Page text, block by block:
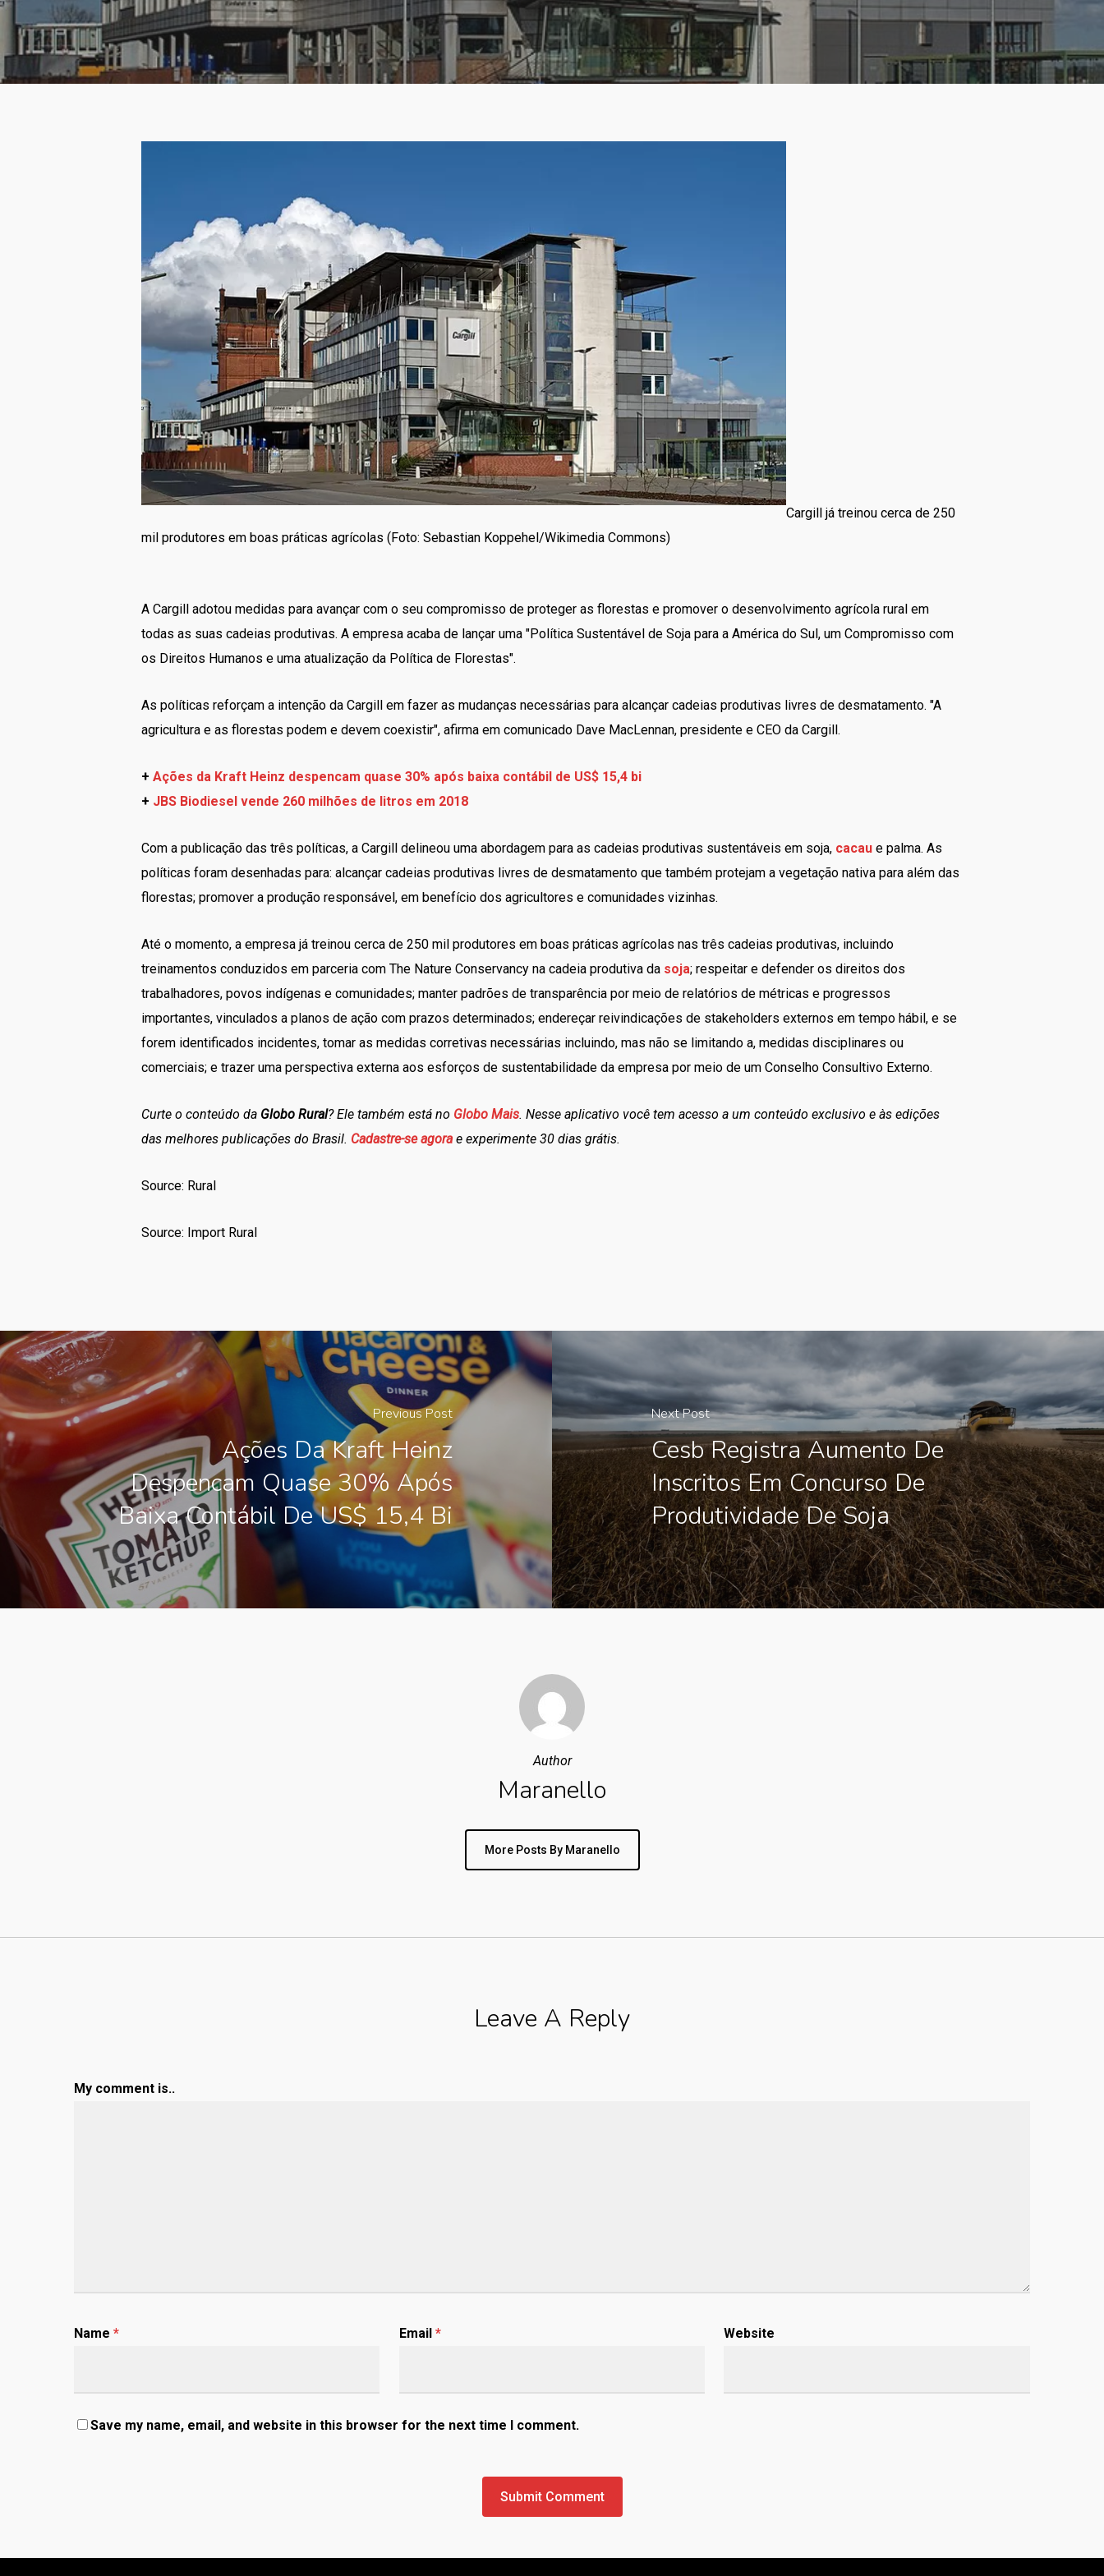
Cargill já treinou cerca de 250
mil produtores em boas práticas agrícolas (Foto: Sebastian Koppehel/Wikimedia Commons)
A Cargill adotou medidas para avançar com o seu compromisso de proteger as florestas e promover o desenvolvimento agrícola rural em
todas as suas cadeias produtivas. A empresa acaba de lançar uma "Política Sustentável de Soja para a América do Sul, um Compromisso com
os Direitos Humanos e uma atualização da Política de Florestas".
As políticas reforçam a intenção da Cargill em fazer as mudanças necessárias para alcançar cadeias produtivas livres de desmatamento. "A
agricultura e as florestas podem e devem coexistir", afirma em comunicado Dave MacLennan, presidente e CEO da Cargill.
+ Ações da Kraft Heinz despencam quase 30% após baixa contábil de US$ 15,4 bi
+ JBS Biodiesel vende 260 milhões de litros em 2018
Com a publicação das três políticas, a Cargill delineou uma abordagem para as cadeias produtivas sustentáveis em soja, cacau e palma. As
políticas foram desenhadas para: alcançar cadeias produtivas livres de desmatamento que também protejam a vegetação nativa para além das
florestas; promover a produção responsável, em benefício dos agricultores e comunidades vizinhas.
Até o momento, a empresa já treinou cerca de 250 mil produtores em boas práticas agrícolas nas três cadeias produtivas, incluindo
treinamentos conduzidos em parceria com The Nature Conservancy na cadeia produtiva da soja; respeitar e defender os direitos dos
trabalhadores, povos indígenas e comunidades; manter padrões de transparência por meio de relatórios de métricas e progressos
importantes, vinculados a planos de ação com prazos determinados; endereçar reivindicações de stakeholders externos em tempo hábil, e se
forem identificados incidentes, tomar as medidas corretivas necessárias incluindo, mas não se limitando a, medidas disciplinares ou
comerciais; e trazer uma perspectiva externa aos esforços de sustentabilidade da empresa por meio de um Conselho Consultivo Externo.
Curte o conteúdo da Globo Rural? Ele também está no Globo Mais. Nesse aplicativo você tem acesso a um conteúdo exclusivo e às edições
das melhores publicações do Brasil. Cadastre-se agora e experimente 30 dias grátis.
Source: Rural
Source: Import Rural
Previous Post
Ações Da Kraft Heinz
Despencam Quase 30% Após
Baixa Contábil De US$ 15,4 Bi
Next Post
Cesb Registra Aumento De
Inscritos Em Concurso De
Produtividade De Soja
Author
Maranello
More Posts By Maranello
Leave A Reply
My comment is..
Name * Email * Website
Save my name, email, and website in this browser for the next time I comment.